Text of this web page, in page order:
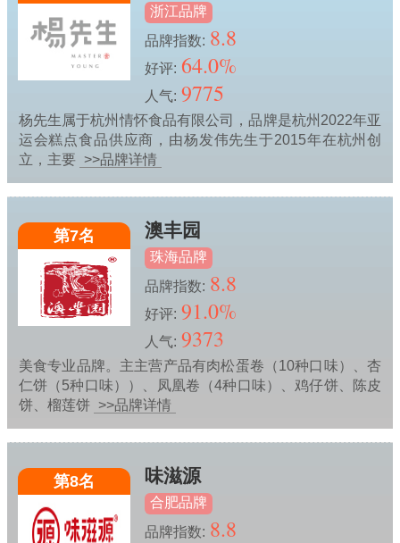
浙江品牌
品牌指数: 8.8
好评: 64.0%
人气: 9775
杨先生属于杭州情怀食品有限公司，品牌是杭州2022年亚
运会糕点食品供应商，由杨发伟先生于2015年在杭州创
立，主要 >>品牌详情
第7名 澳丰园
珠海品牌
品牌指数: 8.8
好评: 91.0%
人气: 9373
美食专业品牌。主主营产品有肉松蛋卷（10种口味）、杏
仁饼（5种口味））、凤凰卷（4种口味）、鸡仔饼、陈皮
饼、榴莲饼 >>品牌详情
第8名 味滋源
合肥品牌
品牌指数: 8.8